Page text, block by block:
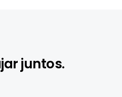
juntos.